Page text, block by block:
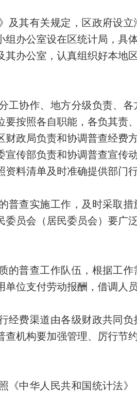
及其有关规定， 区政府设立
组办公室设在区统计局，具
其办公室，认真组织好本地
工协作、地方分级负责、
按照各自职能，各负其责
财政局负责和协调普查经费
宣传部负责和协调普查宣传
料清单及时准确提供部门
普查实施工作，及时采取
委员会（居民委员会）要广
的普查工作队伍 ，根据工
位支付劳动报酬，借调人
经费渠道由各级财政共同负
机构要加强管理、厉行节
《中华人民共和国统计法